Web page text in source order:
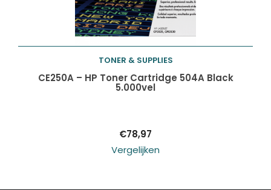
Toevoegen aan
TONER & SUPPLIES
CE250A – HP Toner Cartridge 504A Black
5.000vel
€78,97
Vergelijken